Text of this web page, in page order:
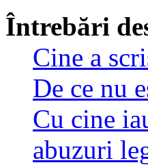
Întrebări
Cine a
De ce nu
Cu cine
abuzuri